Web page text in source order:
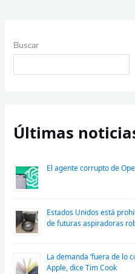
Buscar
Últimas
El agente corrupto de
Estados Unidos está
de futuras aspiradoras
La demanda ‘fuera de lo
Apple, dice Tim Cook